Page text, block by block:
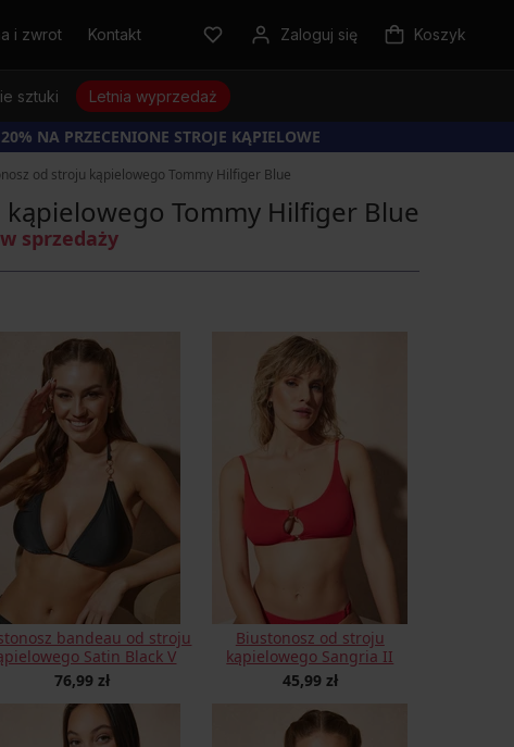
i zwrot Kontakt Zaloguj się Koszyk
sztuki Letnia wyprzedaż
NA PRZECENIONE STROJE KĄPIELOWE
od stroju kąpielowego Tommy Hilfiger Blue
Tommy Hilfiger Blue
sprzedaży
bandeau od stroju
Satin Black V
76,99 zł
Biustonosz od stroju
kąpielowego Sangria II
45,99 zł